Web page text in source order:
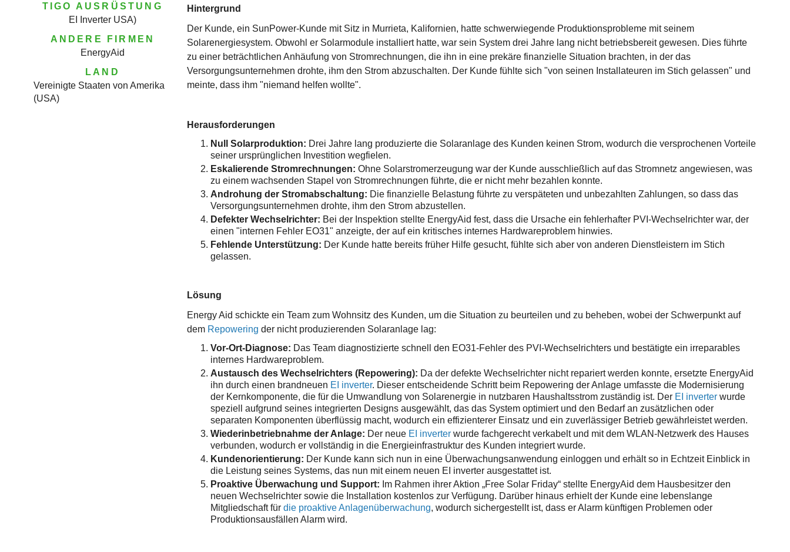
TIGO AUSRÜSTUNG
EI Inverter USA)
ANDERE FIRMEN
EnergyAid
LAND
Vereinigte Staaten von Amerika
(USA)
Hintergrund
Der Kunde, ein SunPower-Kunde mit Sitz in Murrieta, Kalifornien, hatte schwerwiegende Produktionsprobleme mit seinem
Solarenergiesystem. Obwohl er Solarmodule installiert hatte, war sein System drei Jahre lang nicht betriebsbereit gewesen. Dies führte
zu einer beträchtlichen Anhäufung von Stromrechnungen, die ihn in eine prekäre finanzielle Situation brachten, in der das
Versorgungsunternehmen drohte, ihm den Strom abzuschalten. Der Kunde fühlte sich "von seinen Installateuren im Stich gelassen" und
meinte, dass ihm "niemand helfen wollte".
Herausforderungen
Null Solarproduktion: Drei Jahre lang produzierte die Solaranlage des Kunden keinen Strom, wodurch die versprochenen Vorteile
seiner ursprünglichen Investition wegfielen.
Eskalierende Stromrechnungen: Ohne Solarstromerzeugung war der Kunde ausschließlich auf das Stromnetz angewiesen, was
zu einem wachsenden Stapel von Stromrechnungen führte, die er nicht mehr bezahlen konnte.
Androhung der Stromabschaltung: Die finanzielle Belastung führte zu verspäteten und unbezahlten Zahlungen, so dass das
Versorgungsunternehmen drohte, ihm den Strom abzustellen.
Defekter Wechselrichter: Bei der Inspektion stellte EnergyAid fest, dass die Ursache ein fehlerhafter PVI-Wechselrichter war, der
einen "internen Fehler EO31" anzeigte, der auf ein kritisches internes Hardwareproblem hinwies.
Fehlende Unterstützung: Der Kunde hatte bereits früher Hilfe gesucht, fühlte sich aber von anderen Dienstleistern im Stich
gelassen.
Lösung
Energy Aid schickte ein Team zum Wohnsitz des Kunden, um die Situation zu beurteilen und zu beheben, wobei der Schwerpunkt auf
dem Repowering der nicht produzierenden Solaranlage lag:
Vor-Ort-Diagnose: Das Team diagnostizierte schnell den EO31-Fehler des PVI-Wechselrichters und bestätigte ein irreparables
internes Hardwareproblem.
Austausch des Wechselrichters (Repowering): Da der defekte Wechselrichter nicht repariert werden konnte, ersetzte EnergyAid
ihn durch einen brandneuen EI inverter. Dieser entscheidende Schritt beim Repowering der Anlage umfasste die Modernisierung
der Kernkomponente, die für die Umwandlung von Solarenergie in nutzbaren Haushaltsstrom zuständig ist. Der EI inverterwurde
speziell aufgrund seines integrierten Designs ausgewählt, das das System optimiert und den Bedarf an zusätzlichen oder
separaten Komponenten überflüssig macht, wodurch ein effizienterer Einsatz und ein zuverlässiger Betrieb gewährleistet werden.
Wiederinbetriebnahme der Anlage: Der neue EI inverterwurde fachgerecht verkabelt und mit dem WLAN-Netzwerk des Hauses
verbunden, wodurch er vollständig in die Energieinfrastruktur des Kunden integriert wurde.
Kundenorientierung: Der Kunde kann sich nun in eine Überwachungsanwendung einloggen und erhält so in Echtzeit Einblick in
die Leistung seines Systems, das nun mit einem neuen EI inverter ausgestattet ist.
Proaktive Überwachung und Support: Im Rahmen ihrer Aktion „Free Solar Friday“ stellte EnergyAid dem Hausbesitzer den
neuen Wechselrichter sowie die Installation kostenlos zur Verfügung. Darüber hinaus erhielt der Kunde eine lebenslange
Mitgliedschaft für die proaktive Anlagenüberwachung, wodurch sichergestellt ist, dass er Alarm künftigen Problemen oder
Produktionsausfällen Alarm wird.